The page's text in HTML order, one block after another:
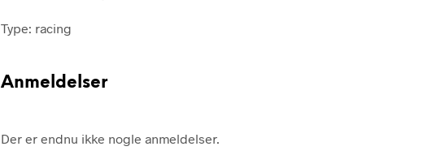
Type: racing
Anmeldelser
Der er endnu ikke nogle anmeldelser.